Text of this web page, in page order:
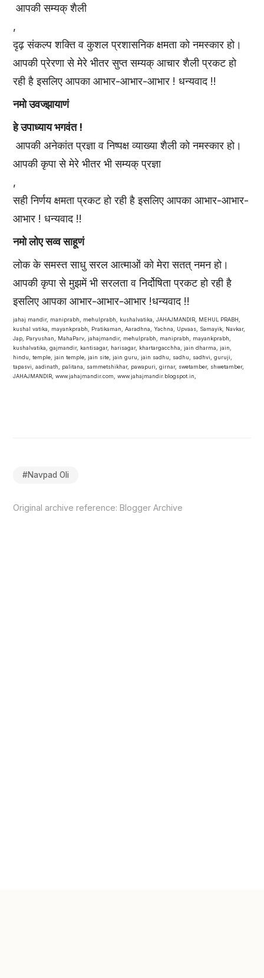
आपकी सम्यक् शैली
,
दृढ़ संकल्प शक्ति व कुशल प्रशासनिक क्षमता को नमस्कार हो।
आपकी प्रेरणा से मेरे भीतर सुप्त सम्यक् आचार शैली प्रकट हो
रही है इसलिए आपका आभार-आभार-आभार ! धन्यवाद !!
नमो उवज्झायाणं
हे उपाध्याय भगवंत !
आपकी अनेकांत प्रज्ञा व निष्पक्ष व्याख्या शैली को नमस्कार हो।
आपकी कृपा से मेरे भीतर भी सम्यक् प्रज्ञा
,
सही निर्णय क्षमता प्रकट हो रही है इसलिए आपका आभार-आभार-
आभार ! धन्यवाद !!
नमो लोए सव्व साहूणं
लोक के समस्त साधु सरल आत्माओं को मेरा सतत् नमन हो।
आपकी कृपा से मुझमें भी सरलता व निर्दोषिता प्रकट हो रही है
इसलिए आपका आभार-आभार-आभार !धन्यवाद !!
jahaj mandir, maniprabh, mehulprabh, kushalvatika, JAHAJMANDIR, MEHUL PRABH,
kushal vatika, mayankprabh, Pratikaman, Aaradhna, Yachna, Upvaas, Samayik, Navkar,
Jap, Paryushan, MahaParv, jahajmandir, mehulprabh, maniprabh, mayankprabh,
kushalvatika, gajmandir, kantisagar, harisagar, khartargacchha, jain dharma, jain,
hindu, temple, jain temple, jain site, jain guru, jain sadhu, sadhu, sadhvi, guruji,
tapasvi, aadinath, palitana, sammetshikhar, pawapuri, girnar, swetamber, shwetamber,
JAHAJMANDIR, www.jahajmandir.com, www.jahajmandir.blogspot.in,
#Navpad Oli
Original archive reference:Blogger Archive